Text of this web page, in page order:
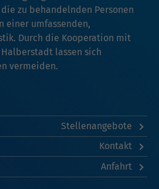
zu behandelnden Personen
einer umfassenden,
Durch die Kooperation mit
lassen sich
vermeiden.
Stellenangebote
Kontakt
Anfahrt